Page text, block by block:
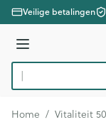
Ga naar de inhoud
Veilige betalingen
Menu
Product, merk,
Home / Vitaliteit